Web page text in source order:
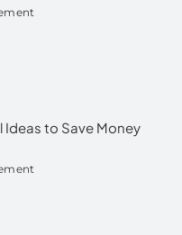
to Save Money